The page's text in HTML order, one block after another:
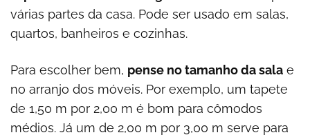
várias partes da casa. Pode ser usado em salas,
quartos, banheiros e cozinhas.
Para escolher bem, pense no tamanho da sala e
no arranjo dos móveis. Por exemplo, um tapete
de 1,50 m por 2,00 m é bom para cômodos
médios. Já um de 2,00 m por 3,00 m serve para